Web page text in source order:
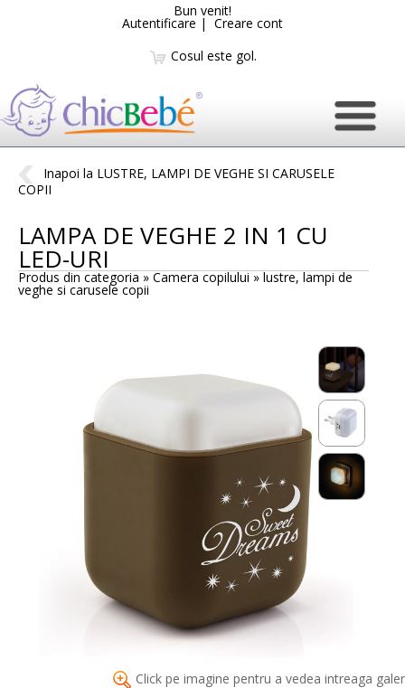
Bun venit!
Autentificare | Creare cont
Cosul este gol.
Inapoi la LUSTRE, LAMPI DE VEGHE SI CARUSELE
COPII
LAMPA DE VEGHE 2 IN 1 CU
LED-URI
Produs din categoria » Camera copilului »lustre, lampi de
veghe si carusele copii
Click pe imagine pentru a vedea intreaga